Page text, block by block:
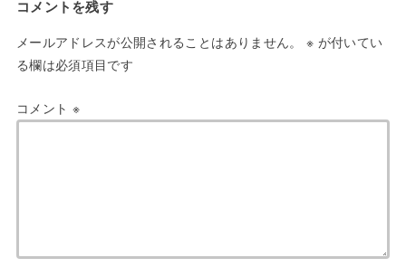
コメントを残す
メールアドレスが公開されることはありません。 ※ が付いてい
る欄は必須項目です
コメント ※